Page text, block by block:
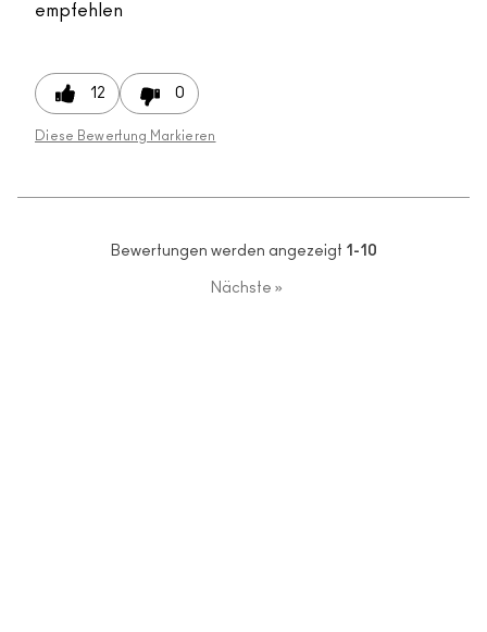
empfehlen
12 0
Diese Bewertung Markieren
Bewertungen werden angezeigt 1-10
Nächste »